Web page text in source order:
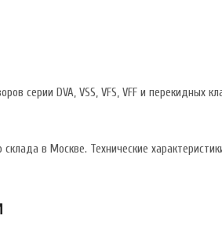
серии DVA, VSS, VFS, VFF и перекидных
в Москве. Технические